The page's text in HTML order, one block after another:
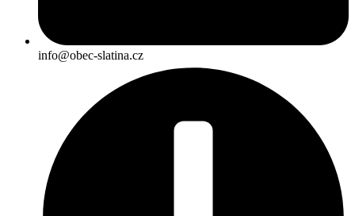
info@obec-slatina.cz​